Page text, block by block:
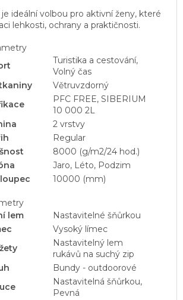
ideální volbou pro aktivní ženy, které
lehkosti, ochrany a praktičnosti.
Turistika a cestování,
Volný čas
Větruvzdorný
PFC FREE, SIBERIUM
10 000 2L
2 vrstvy
Regular
8000 (g/m2/24 hod.)
Jaro, Léto, Podzim
10000 (mm)
lem
Nastavitelné šňůrkou
Vysoký límec
Nastavitelný lem
rukávů na suchý zip
Bundy - outdoorové
Nastavitelná šňůrkou,
Pevná